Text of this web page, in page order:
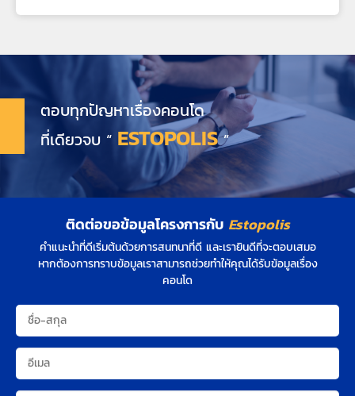
ตอบทุกปัญหาเรื่องคอนโด
ที่เดียวจบ “ ESTOPOLIS”
ติดต่อขอข้อมูลโครงการกับ Estopolis
คำแนะนำที่ดีเริ่มต้นด้วยการสนทนาที่ดี และเรายินดีที่จะตอบเสมอ
หากต้องการทราบข้อมูลเราสามารถช่วยทำให้คุณได้รับข้อมูลเรื่อง
คอนโด